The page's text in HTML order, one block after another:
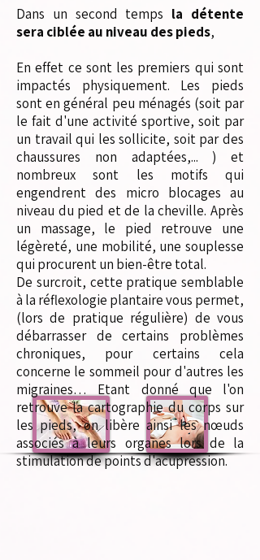
Dans un second temps la détente
sera ciblée au niveau des pieds,
En effet ce sont les premiers qui sont
impactés physiquement. Les pieds
sont en général peu ménagés (soit par
le fait d'une activité sportive, soit par
un travail qui les sollicite, soit par des
chaussures non adaptées,... ) et
nombreux sont les motifs qui
engendrent des micro blocages au
niveau du pied et de la cheville. Après
un massage, le pied retrouve une
légèreté, une mobilité, une souplesse
qui procurent un bien-être total.
De surcroit, cette pratique semblable
à la réflexologie plantaire vous permet,
(lors de pratique régulière) de vous
débarrasser de certains problèmes
chroniques, pour certains cela
concerne le sommeil pour d'autres les
migraines… Etant donné que l'on
retrouve la cartographie du corps sur
les pieds, on libère ainsi les nœuds
associés à leurs organes lors de la
stimulation de points d'acupression.